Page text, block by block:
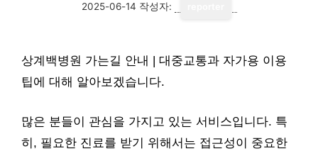
2025-06-14 작성자:
상계백병원 가는길 안내 | 대중교통과 자가용 이용
팁에 대해 알아보겠습니다.
많은 분들이 관심을 가지고 있는 서비스입니다. 특
히, 필요한 진료를 받기 위해서는 접근성이 중요한